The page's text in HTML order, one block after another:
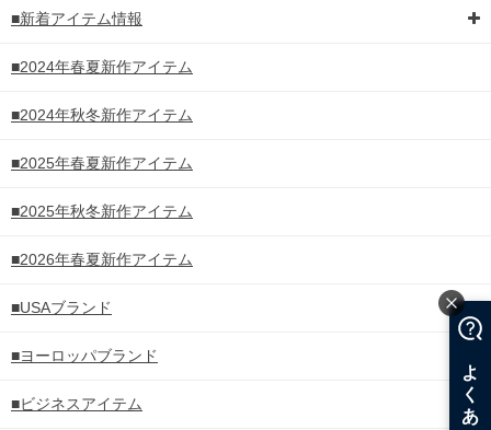
■新着アイテム情報
■2024年春夏新作アイテム
■2024年秋冬新作アイテム
■2025年春夏新作アイテム
■2025年秋冬新作アイテム
■2026年春夏新作アイテム
■USAブランド
■ヨーロッパブランド
■ビジネスアイテム